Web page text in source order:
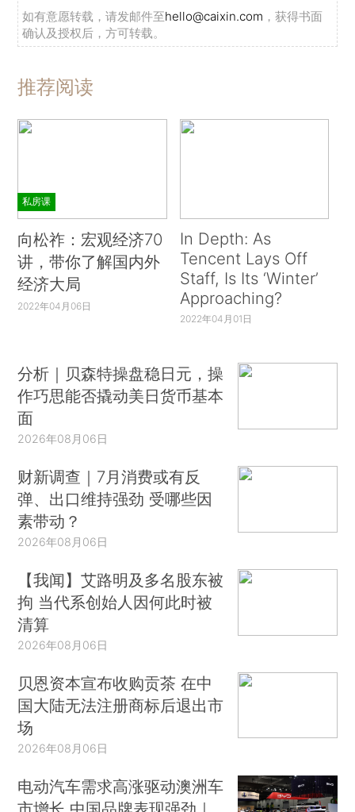
如有意愿转载，请发邮件至hello@caixin.com ，获得书面
确认及授权后，方可转载。
推荐阅读
私房课
向松祚：宏观经济70
讲，带你了解国内外
经济大局
2022年04月06日
In Depth: As
Tencent Lays Off
Staff, Is Its ‘Winter’
Approaching?
2022年04月01日
分析｜贝森特操盘稳日元，操
作巧思能否撬动美日货币基本
面
2026年08月06日
财新调查｜7月消费或有反
弹、出口维持强劲 受哪些因
素带动？
2026年08月06日
【我闻】艾路明及多名股东被
拘 当代系创始人因何此时被
清算
2026年08月06日
贝恩资本宣布收购贡茶 在中
国大陆无法注册商标后退出市
场
2026年08月06日
电动汽车需求高涨驱动澳洲车